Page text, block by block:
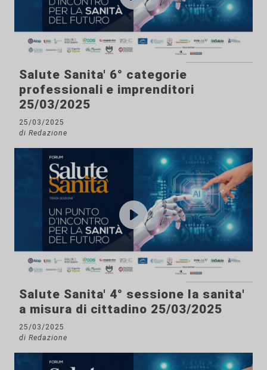
Salute Sanita' 6° categorie
professionali e imprenditori
25/03/2025
25/03/2025
di Redazione
Salute Sanita' 4° sessione la sanita'
a misura di cittadino 25/03/2025
25/03/2025
di Redazione